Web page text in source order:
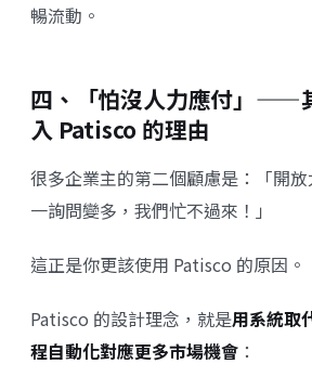
暢流動。
四、「怕沒人力應付」——
入 Patisco 的理由
很多企業主的第二個顧慮是：「開
一詢問變多，我們忙不過來！」
這正是你更該使用 Patisco 的原因。
Patisco 的設計理念，就是用系統取
程自動化對應更多市場機會 ：